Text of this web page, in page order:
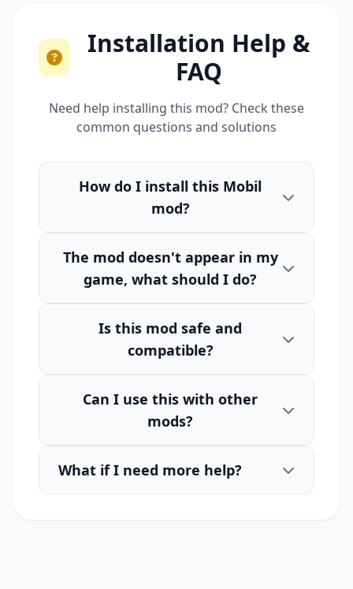
Installation Help &
FAQ
Need help installing this mod? Check these
common questions and solutions
How do I install this Mobil
mod?
The mod doesn't appear in my
game, what should I do?
Is this mod safe and
compatible?
Can I use this with other
mods?
What if I need more help?